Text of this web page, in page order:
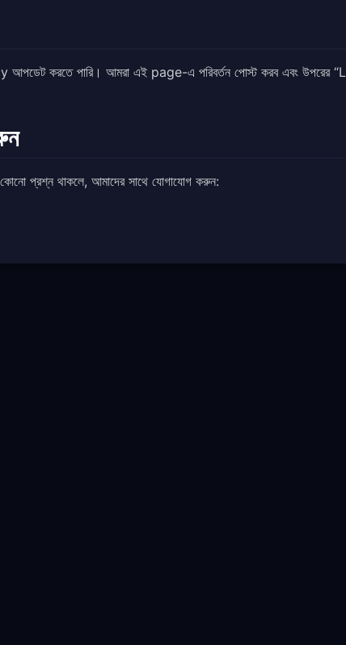
করতে পারি। আমরা এই page-এ পরিবর্তন পোস্ট করব এবং উপরের
প্রশ্ন থাকলে, আমাদের সাথে যোগাযোগ করুন: